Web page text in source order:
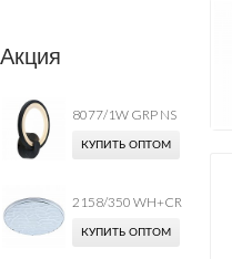
Акция
8077/1W GRP NS
КУПИТЬ ОПТОМ
2158/350 WH+CR
КУПИТЬ ОПТОМ